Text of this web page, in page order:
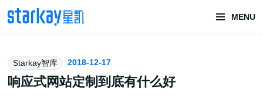
MENU
头部潮玩
技术服务商
Starkay智库 2018-12-17
响应式网站定制到底有什么好